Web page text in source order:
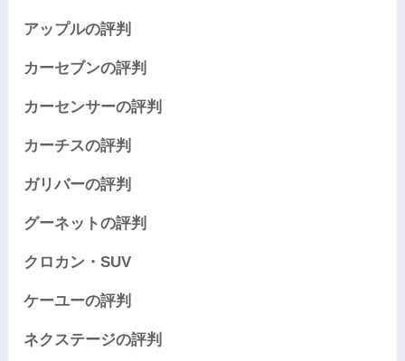
アップルの評判
カーセブンの評判
カーセンサーの評判
カーチスの評判
ガリバーの評判
グーネットの評判
クロカン・SUV
ケーユーの評判
ネクステージの評判